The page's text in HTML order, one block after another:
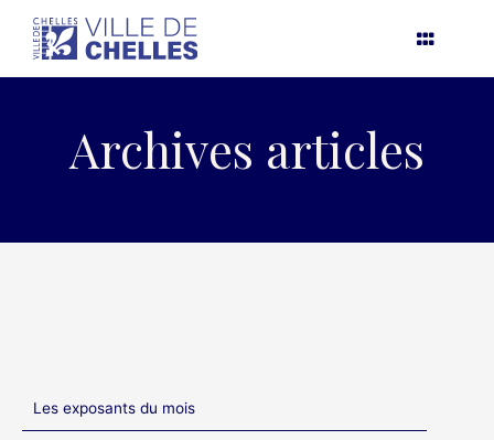
contenu
Archives articles
Les exposants du mois